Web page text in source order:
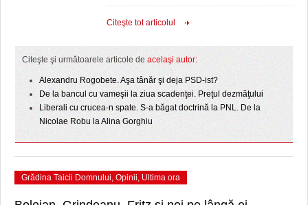
Citeşte tot articolul
Citeşte şi următoarele articole de acelaşi autor:
Alexandru Rogobete. Aşa tânăr şi deja PSD-ist?
De la bancul cu vameşii la ziua scadenţei. Preţul dezmăţului
Liberali cu crucea-n spate. S-a băgat doctrină la PNL. De la
Nicolae Robu la Alina Gorghiu
Grădina Taicii Domnului, Opinii, Ultima ora